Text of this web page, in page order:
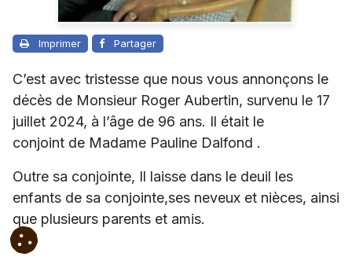
Imprimer Partager
C’est avec tristesse que nous vous annonçons le
décès de Monsieur Roger Aubertin, survenu le 17
juillet 2024, à l’âge de 96 ans. Il était le
conjoint de Madame Pauline Dalfond .
Outre sa conjointe, Il laisse dans le deuil les
enfants de sa conjointe,ses neveux et nièces, ainsi
que plusieurs parents et amis.